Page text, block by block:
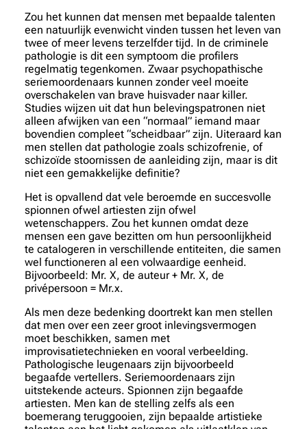
Zou het kunnen dat mensen met bepaalde talenten
een natuurlijk evenwicht vinden tussen het leven van
twee of meer levens terzelfder tijd. In de criminele
pathologie is dit een symptoom die profilers
regelmatig tegenkomen. Zwaar psychopathische
seriemoordenaars kunnen zonder veel moeite
overschakelen van brave huisvader naar killer.
Studies wijzen uit dat hun belevingspatronen niet
alleen afwijken van een “normaal” iemand maar
bovendien compleet “scheidbaar” zijn. Uiteraard kan
men stellen dat pathologie zoals schizofrenie, of
schizoïde stoornissen de aanleiding zijn, maar is dit
niet een gemakkelijke definitie?
Het is opvallend dat vele beroemde en succesvolle
spionnen ofwel artiesten zijn ofwel
wetenschappers. Zou het kunnen omdat deze
mensen een gave bezitten om hun persoonlijkheid
te catalogeren in verschillende entiteiten, die samen
wel functioneren al een volwaardige eenheid.
Bijvoorbeeld: Mr. X, de auteur + Mr. X, de
privépersoon = Mr.x.
Als men deze bedenking doortrekt kan men stellen
dat men over een zeer groot inlevingsvermogen
moet beschikken, samen met
improvisatietechnieken en vooral verbeelding.
Pathologische leugenaars zijn bijvoorbeeld
begaafde vertellers. Seriemoordenaars zijn
uitstekende acteurs. Spionnen zijn begaafde
artiesten. Men kan de stelling zelfs als een
boemerang teruggooien, zijn bepaalde artistieke